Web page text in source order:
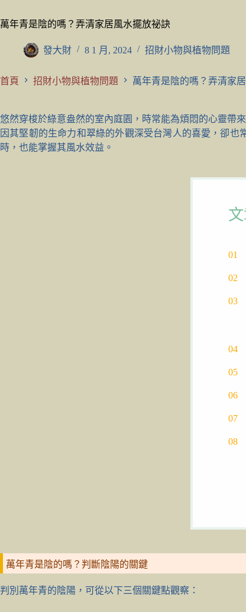
萬年青是陰的嗎？弄清家居風水擺放祕訣
發大財 8 1 月, 2024 招財小物與植物問題
首頁 招財小物與植物問題 萬年青是陰的嗎？弄清家
悠然穿梭於綠意盎然的室內庭園，時常能為煩悶的心靈帶
因其堅韌的生命力和翠綠的外觀深受台灣人的喜愛，卻
時，也能掌握其風水效益。
萬年青是陰的嗎？判斷陰陽的關鍵
判別萬年青的陰陽，可從以下三個關鍵點觀察：